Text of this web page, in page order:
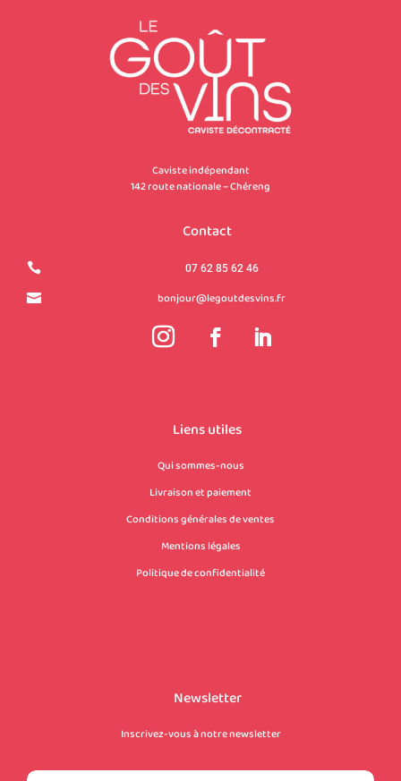
Caviste indépendant
142 route nationale – Chéreng
Contact
 07 62 85 62 46
 bonjour@legoutdesvins.fr
Liens utiles
Qui sommes-nous
Livraison et paiement
Conditions générales de ventes
Mentions légales
Politique de confidentialité
Newsletter
Inscrivez-vous à notre newsletter